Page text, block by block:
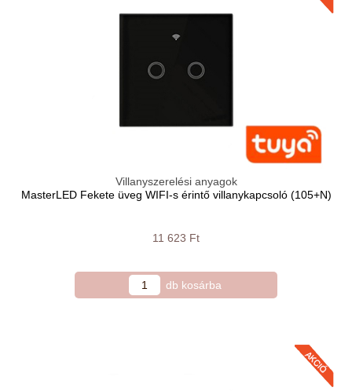
Villanyszerelési anyagok
MasterLED Fekete üveg WIFI-s érintő villanykapcsoló (105+N)
11 623 Ft